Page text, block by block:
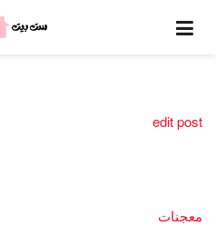
edit post
معجنات